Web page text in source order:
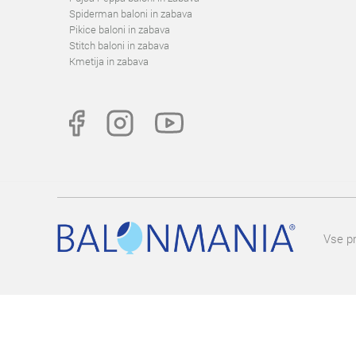
Spiderman baloni in zabava
Pikice baloni in zabava
Stitch baloni in zabava
Kmetija in zabava
Vse